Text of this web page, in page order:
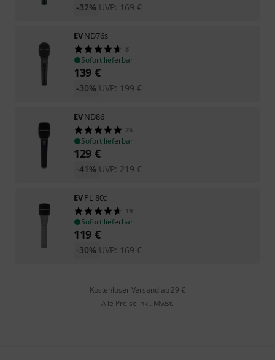
UVP: 169 €
-32%
EVND76s
8
Sofort lieferbar
139 €
UVP: 199 €
-30%
EVND86
25
Sofort lieferbar
129 €
UVP: 219 €
-41%
EVPL 80c
19
Sofort lieferbar
119 €
UVP: 169 €
-30%
Kostenloser Versand ab 29 €
Alle Preise inkl. MwSt.